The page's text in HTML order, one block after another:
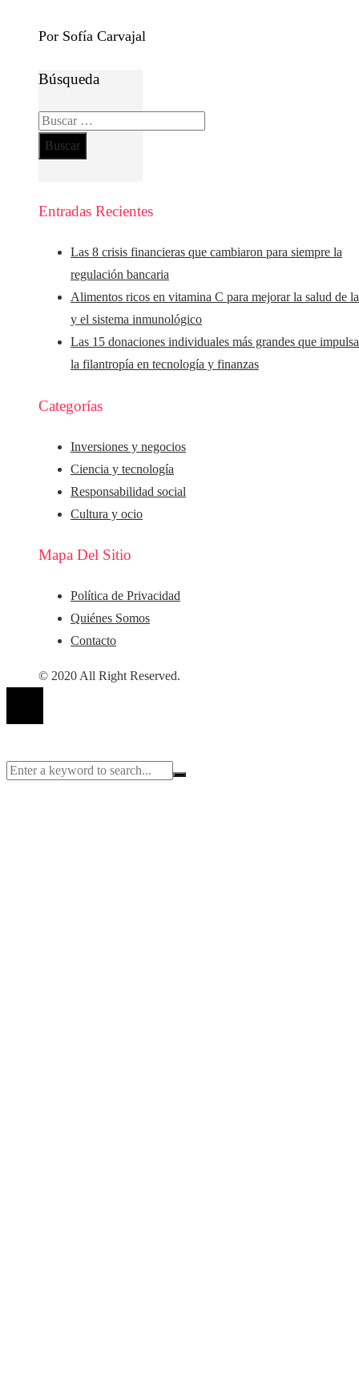
Por Sofía Carvajal
Búsqueda
Buscar:
Entradas Recientes
Las 8 crisis financieras que cambiaron para siempre la
regulación bancaria
Alimentos ricos en vitamina C para mejorar la salud de
y el sistema inmunológico
Las 15 donaciones individuales más grandes que
la filantropía en tecnología y finanzas
Categorías
Inversiones y negocios
Ciencia y tecnología
Responsabilidad social
Cultura y ocio
Mapa Del Sitio
Política de Privacidad
Quiénes Somos
Contacto
© 2020 All Right Reserved.